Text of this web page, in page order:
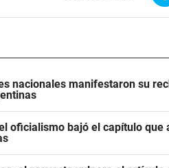
nacionales manifestaron su
oficialismo bajó el capítulo que